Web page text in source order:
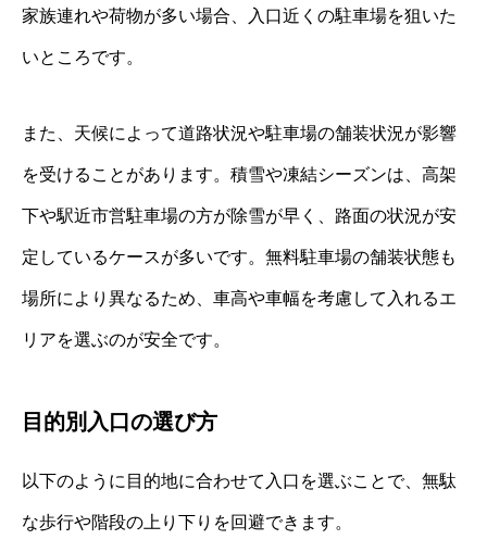
家族連れや荷物が多い場合、入口近くの駐車場を狙いた
いところです。
また、天候によって道路状況や駐車場の舗装状況が影響
を受けることがあります。積雪や凍結シーズンは、高架
下や駅近市営駐車場の方が除雪が早く、路面の状況が安
定しているケースが多いです。無料駐車場の舗装状態も
場所により異なるため、車高や車幅を考慮して入れるエ
リアを選ぶのが安全です。
目的別入口の選び方
以下のように目的地に合わせて入口を選ぶことで、無駄
な歩行や階段の上り下りを回避できます。